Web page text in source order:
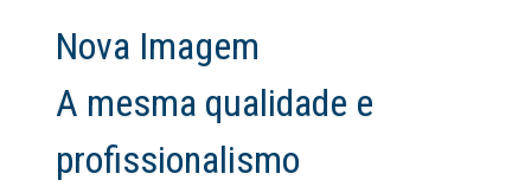
Nova Imagem
A mesma qualidade e
profissionalismo